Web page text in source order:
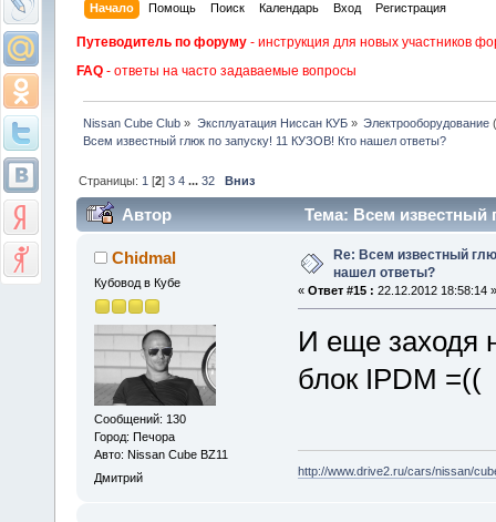
Начало Помощь Поиск Календарь Вход Регистрация
Путеводитель по форуму - инструкция для новых участников
FAQ - ответы на часто задаваемые вопросы
Nissan Cube Club » Эксплуатация Ниссан КУБ» Электрооборудование
Всем известный глюк по запуску! 11 КУЗОВ! Кто нашел ответы?
Страницы: 1 [2]3 4 ...32 Вниз
Автор
Тема: Всем известный
503729 раз)
Chidmal
Кубовод в Кубе
Сообщений: 130
Город: Печора
Авто: Nissan Cube BZ11
Дмитрий
Re: Всем известный
нашел ответы?
« Ответ #15 : 22.12.2012 18:58:14 »
И еще заходя
блок IPDM =((
http://www.drive2.ru/cars/nissan/